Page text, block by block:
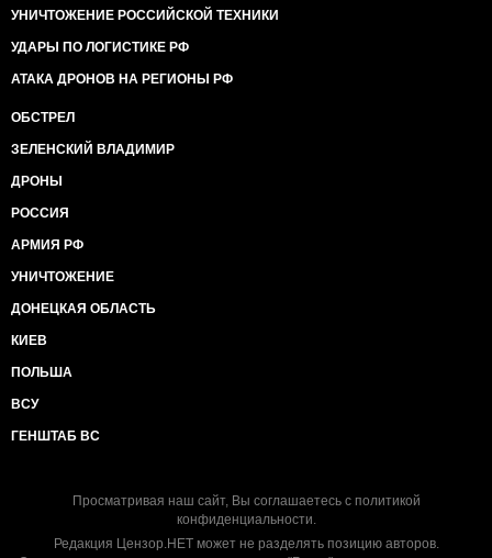
УНИЧТОЖЕНИЕ РОССИЙСКОЙ ТЕХНИКИ
УДАРЫ ПО ЛОГИСТИКЕ РФ
АТАКА ДРОНОВ НА РЕГИОНЫ РФ
ОБСТРЕЛ
ЗЕЛЕНСКИЙ ВЛАДИМИР
ДРОНЫ
РОССИЯ
АРМИЯ РФ
УНИЧТОЖЕНИЕ
ДОНЕЦКАЯ ОБЛАСТЬ
КИЕВ
ПОЛЬША
ВСУ
ГЕНШТАБ ВС
Просматривая наш сайт, Вы соглашаетесь с политикой
конфиденциальности.
Редакция Цензор.НЕТ может не разделять позицию авторов.